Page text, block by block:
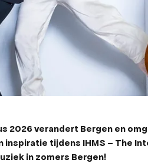
2026 verandert Bergen en
inspiratie tijdens IHMS – The
in zomers Bergen!